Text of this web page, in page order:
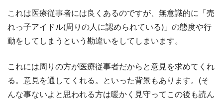
これは医療従事者には良くあるのですが、無意識的に「売
れっ子アイドル(周りの人に認められている)」の態度や行
動をしてしまうという勘違いをしてしまいます。
これには周りの方が医療従事者だからと意見を求めてくれ
る。意見を通してくれる。といった背景もあります。(そ
んな事ないよと思われる方は暖かく見守ってこの後も読ん